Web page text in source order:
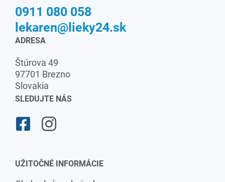
0911 080 058
lekaren@lieky24.sk
ADRESA
Štúrova 49
97701 Brezno
Slovakia
SLEDUJTE NÁS
UŽITOČNÉ INFORMÁCIE